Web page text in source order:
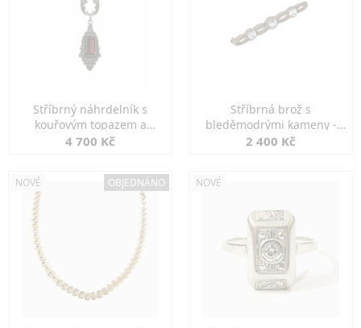
Stříbrný náhrdelník s
kouřovým topazem a
markazity
4 700 Kč
Stříbrná brož s
bleděmodrými kameny -
jemná elegance
2 400 Kč
NOVÉ OBJEDNÁNO NOVÉ